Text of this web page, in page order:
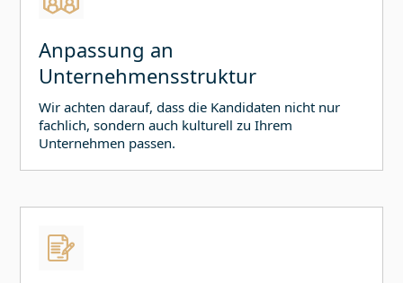
Anpassung an
Unternehmensstruktur
Wir achten darauf, dass die Kandidaten nicht nur
fachlich, sondern auch kulturell zu Ihrem
Unternehmen passen.